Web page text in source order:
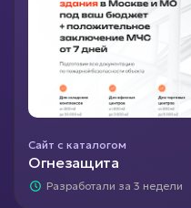
Сайт с каталогом
Огнезащита
Разработали за 3 недели